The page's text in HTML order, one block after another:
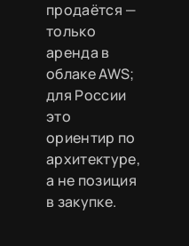
продаётся —
только
аренда в
облаке AWS;
для России
это
ориентир по
архитектуре,
а не позиция
в закупке.